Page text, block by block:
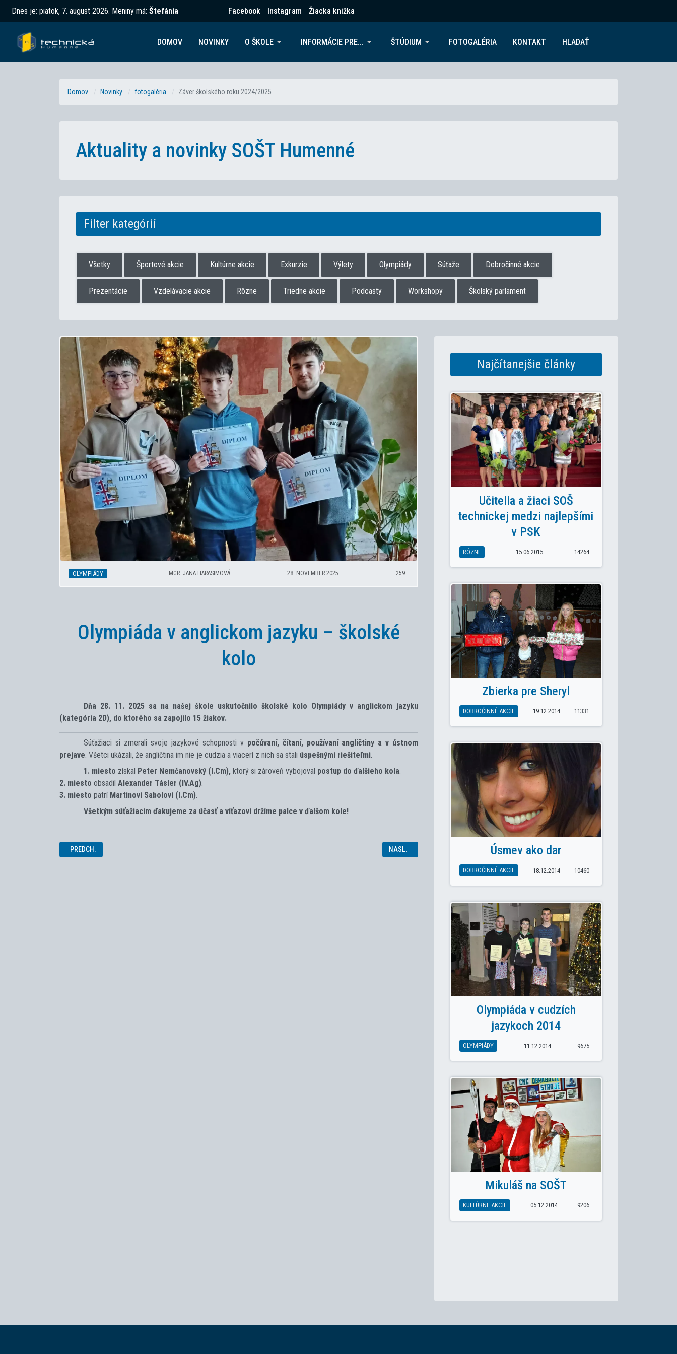
Dnes je: piatok, 7. august 2026. Meniny má: Štefánia Facebook Instagram Žiacka knižka
DOMOV NOVINKY O ŠKOLE INFORMÁCIE PRE... ŠTÚDIUM FOTOGALÉRIA KONTAKT HLADAŤ
Domov Novinky fotogaléria Záver školského roku 2024/2025
Aktuality a novinky SOŠT Humenné
Filter kategórií
Všetky Športové akcie Kultúrne akcie Exkurzie Výlety Olympiády Súťaže Dobročinné akcie
Prezentácie Vzdelávacie akcie Rôzne Triedne akcie Podcasty Workshopy Školský parlament
OLYMPIÁDY MGR. JANA HARASIMOVÁ 28. NOVEMBER 2025 259
Olympiáda v anglickom jazyku – školské
kolo
Dňa 28. 11. 2025 sa na našej škole uskutočnilo školské kolo Olympiády v anglickom jazyku
(kategória 2D), do ktorého sa zapojilo 15 žiakov.
Súťažiaci si zmerali svoje jazykové schopnosti v počúvaní, čítaní, používaní angličtiny a v ústnom
prejave . Všetci ukázali, že angličtina im nie je cudzia a viacerí z nich sa stali úspešnými riešiteľmi
1. miesto získal Peter Nemčanovský (I.Cm), ktorý si zároveň vybojoval postup do ďalšieho kola
2. miesto obsadil Alexander Tásler (IV.Ag)
3. miesto patrí Martinovi Sabolovi (I.Cm)
Všetkým súťažiacim ďakujeme za účasť a víťazovi držíme palce v ďalšom kole!
PREDCHÁDZAJÚCI ČLÁNOK: PASOVAČKA SO SLOVENČINOU 2025
PREDCH. NASLEDUJÚCI ČLÁNOK: DEJEPISNÁ OLYMPIÁDA 2025
NASL.
Najčítanejšie články
Učitelia a žiaci SOŠ
technickej medzi najlepšími
v PSK
RÔZNE 15.06.2015 14264
Zbierka pre Sheryl
DOBROČINNÉ AKCIE 19.12.2014 11331
Úsmev ako dar
DOBROČINNÉ AKCIE 18.12.2014 10460
Olympiáda v cudzích
jazykoch 2014
OLYMPIÁDY 11.12.2014 9675
Mikuláš na SOŠT
KULTÚRNE AKCIE 05.12.2014 9206